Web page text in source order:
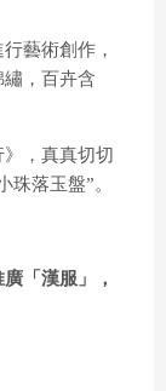
藝術創作，
，百卉含
，真真切切
落玉盤”。
「漢服」，